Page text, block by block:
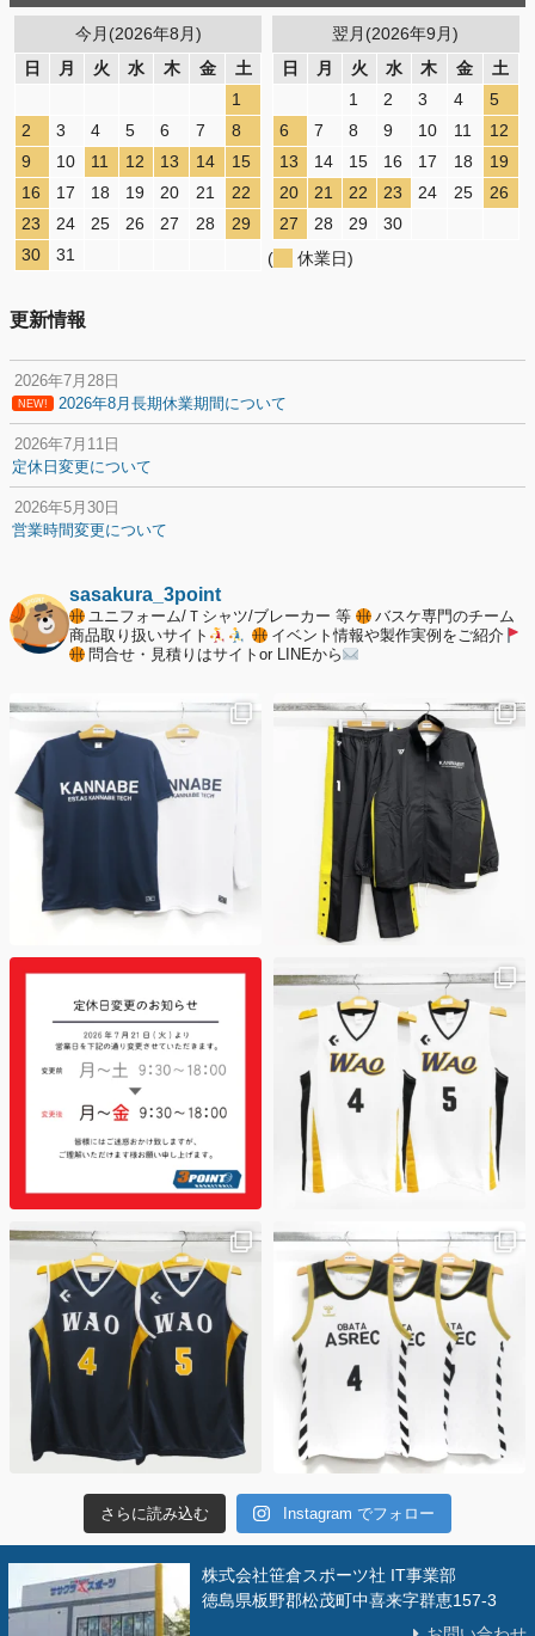
今月(2026年8月)
日
月 火 水 木 金
土
1
2
3 4 5 6 7
8
9
10 11 12 13 14
15
16
17 18 19 20 21
22
23
24 25 26 27 28
29
30
31
翌月(2026年9月)
日
月 火 水 木 金
土
1
2 3 4
5
6
7 8 9 10 11
12
13
14 15 16 17 18
19
20
21 22 23 24 25
26
27
28 29
30
(
休業日)
更新情報
2026年7月28日
NEW! 2026年8月長期休業期間について
2026年7月11日
定休日変更について
2026年5月30日
営業時間変更について
納期遅延について
2025年12月11日
年末年始の休業期間について
sasakura_3point
ユニフォーム/Ｔシャツ/ブレーカー 等
バスケ専門のチーム
商品取り扱いサイト
イベント情報や製作実例をご紹介
問合せ・見積りはサイトor LINEから
さらに読み込む Instagram でフォロー
株式会社笹倉スポーツ社 IT事業部
徳島県板野郡松茂町中喜来字群恵157-3